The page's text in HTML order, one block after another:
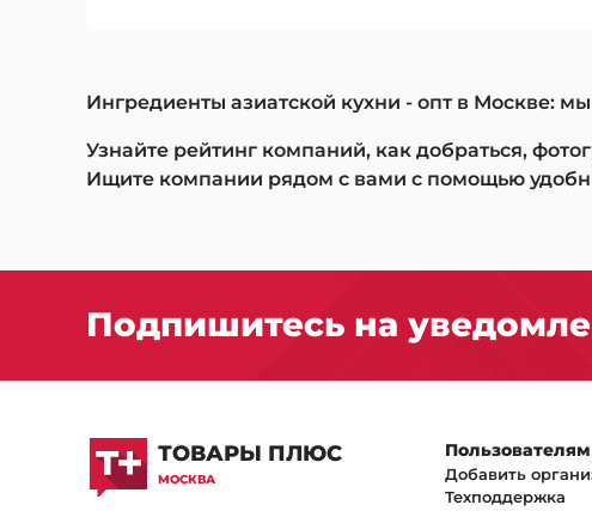
Ингредиенты азиатской кухни - опт в Москве:
Узнайте рейтинг компаний, как добраться,
Ищите компании рядом с вами с помощью
Подпишитесь на
ТОВАРЫ ПЛЮС
МОСКВА
Пользователям
Добавить
Техподдержка